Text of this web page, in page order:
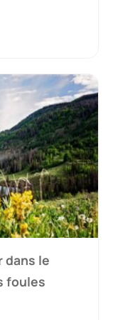
dans le
foules